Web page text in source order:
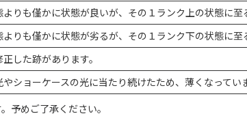
よりも僅かに状態が良いが、その１ランク上の状態に至
よりも僅かに状態が劣るが、その１ランク下の状態に至
した跡があります。
ショーケースの光に当たり続けたため、薄くなっていま
予めご了承ください。